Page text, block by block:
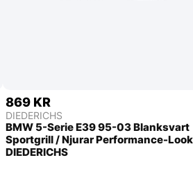
869 KR
DIEDERICHS
BMW 5-Serie E39 95-03 Blanksvart
Sportgrill / Njurar Performance-Look
DIEDERICHS